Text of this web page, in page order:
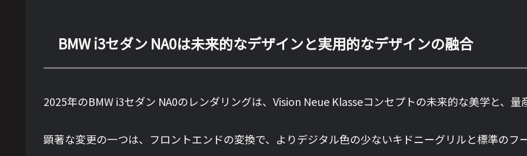
BMW i3セダン NA0は未来的なデザインと実用的なデザインの融合
2025年のBMW i3セダン NA0のレンダリングは、Vision Neue Klasseコンセプトの未来的な美学と、量
顕著な変更の一つは、フロントエンドの変換で、よりデジタル色の少ないキドニーグリルと標準のフ